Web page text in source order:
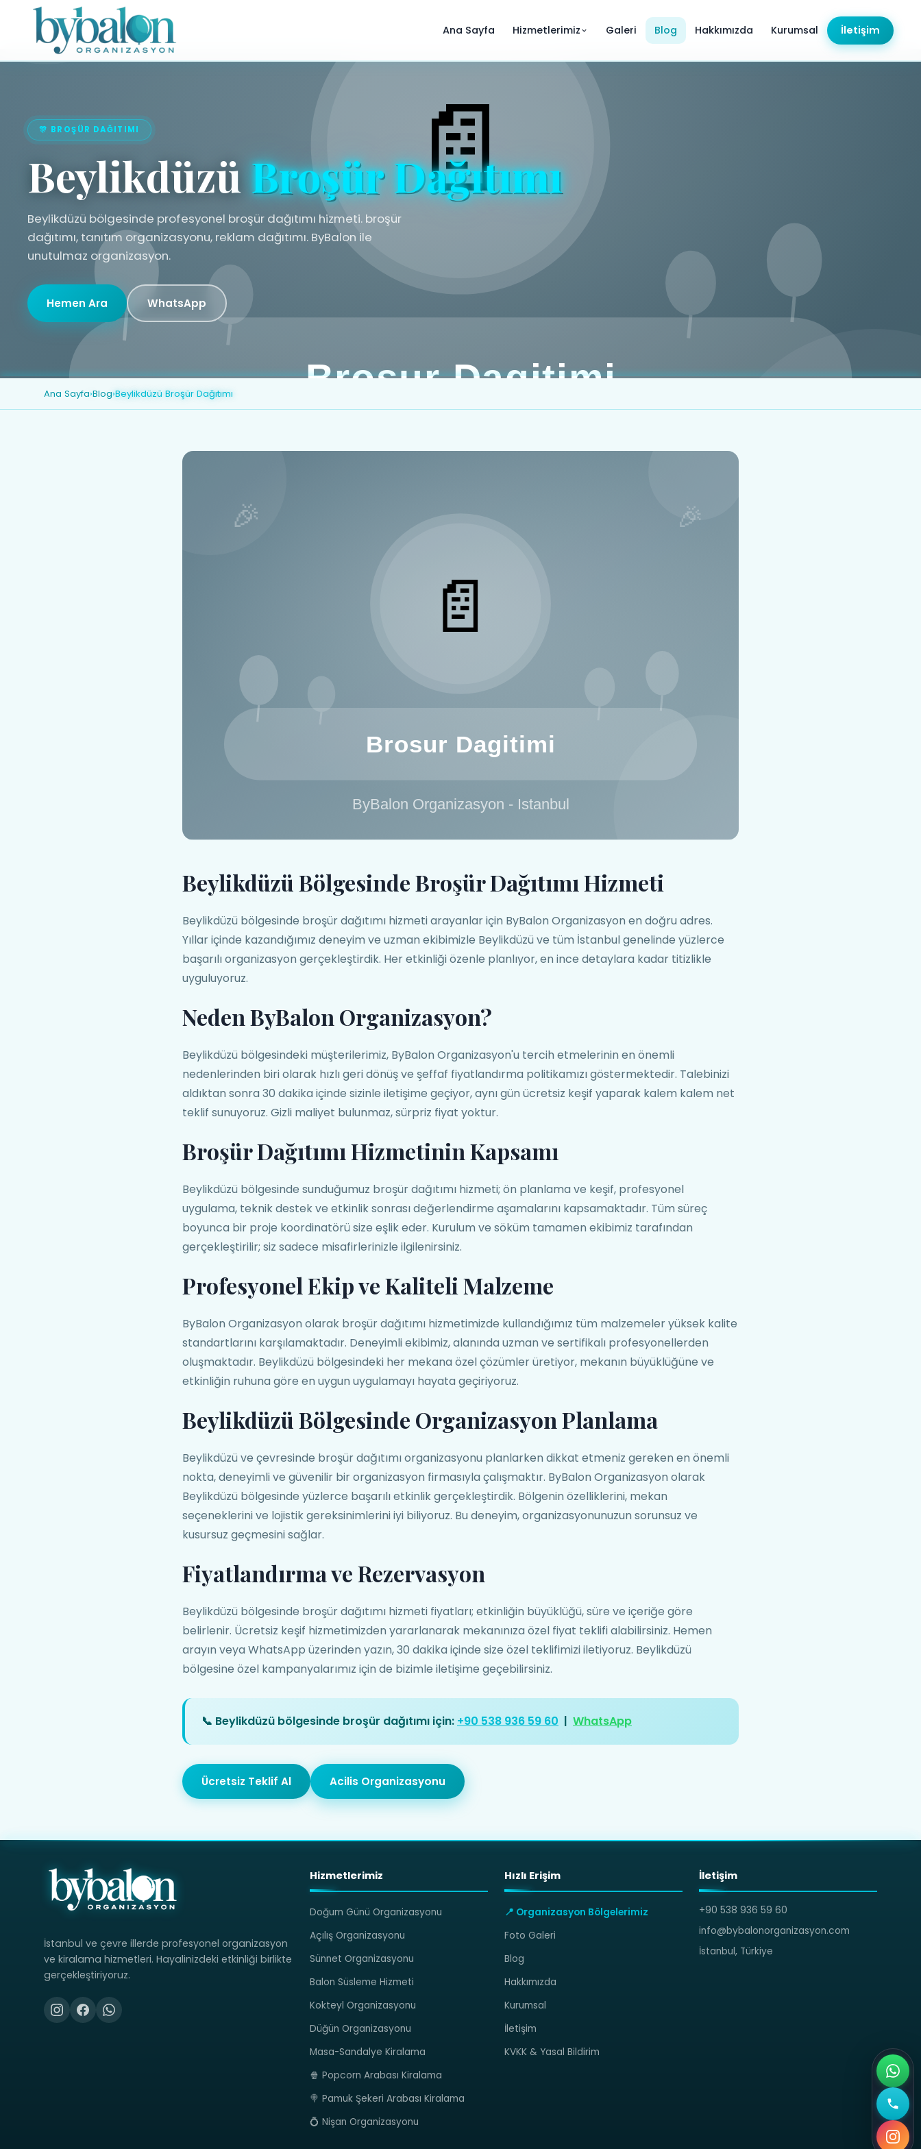
Ana Sayfa Hizmetlerimiz Galeri Blog Hakkımızda Kurumsal İletişim
🎊 BROŞÜR DAĞITIMI
BeylikdüzüBroşür Dağıtımı
Beylikdüzü bölgesinde profesyonel broşür dağıtımı hizmeti. broşür
dağıtımı, tanıtım organizasyonu, reklam dağıtımı. ByBalon ile
unutulmaz organizasyon.
Hemen Ara WhatsApp
Ana Sayfa›Blog›Beylikdüzü Broşür Dağıtımı
Beylikdüzü Bölgesinde Broşür Dağıtımı Hizmeti
Beylikdüzü bölgesinde broşür dağıtımı hizmeti arayanlar için ByBalon Organizasyon en doğru adres.
Yıllar içinde kazandığımız deneyim ve uzman ekibimizle Beylikdüzü ve tüm İstanbul genelinde yüzlerce
başarılı organizasyon gerçekleştirdik. Her etkinliği özenle planlıyor, en ince detaylara kadar titizlikle
uyguluyoruz.
Neden ByBalon Organizasyon?
Beylikdüzü bölgesindeki müşterilerimiz, ByBalon Organizasyon'u tercih etmelerinin en önemli
nedenlerinden biri olarak hızlı geri dönüş ve şeffaf fiyatlandırma politikamızı göstermektedir. Talebinizi
aldıktan sonra 30 dakika içinde sizinle iletişime geçiyor, aynı gün ücretsiz keşif yaparak kalem kalem net
teklif sunuyoruz. Gizli maliyet bulunmaz, sürpriz fiyat yoktur.
Broşür Dağıtımı Hizmetinin Kapsamı
Beylikdüzü bölgesinde sunduğumuz broşür dağıtımı hizmeti; ön planlama ve keşif, profesyonel
uygulama, teknik destek ve etkinlik sonrası değerlendirme aşamalarını kapsamaktadır. Tüm süreç
boyunca bir proje koordinatörü size eşlik eder. Kurulum ve söküm tamamen ekibimiz tarafından
gerçekleştirilir; siz sadece misafirlerinizle ilgilenirsiniz.
Profesyonel Ekip ve Kaliteli Malzeme
ByBalon Organizasyon olarak broşür dağıtımı hizmetimizde kullandığımız tüm malzemeler yüksek kalite
standartlarını karşılamaktadır. Deneyimli ekibimiz, alanında uzman ve sertifikalı profesyonellerden
oluşmaktadır. Beylikdüzü bölgesindeki her mekana özel çözümler üretiyor, mekanın büyüklüğüne ve
etkinliğin ruhuna göre en uygun uygulamayı hayata geçiriyoruz.
Beylikdüzü Bölgesinde Organizasyon Planlama
Beylikdüzü ve çevresinde broşür dağıtımı organizasyonu planlarken dikkat etmeniz gereken en önemli
nokta, deneyimli ve güvenilir bir organizasyon firmasıyla çalışmaktır. ByBalon Organizasyon olarak
Beylikdüzü bölgesinde yüzlerce başarılı etkinlik gerçekleştirdik. Bölgenin özelliklerini, mekan
seçeneklerini ve lojistik gereksinimlerini iyi biliyoruz. Bu deneyim, organizasyonunuzun sorunsuz ve
kusursuz geçmesini sağlar.
Fiyatlandırma ve Rezervasyon
Beylikdüzü bölgesinde broşür dağıtımı hizmeti fiyatları; etkinliğin büyüklüğü, süre ve içeriğe göre
belirlenir. Ücretsiz keşif hizmetimizden yararlanarak mekanınıza özel fiyat teklifi alabilirsiniz. Hemen
arayın veya WhatsApp üzerinden yazın, 30 dakika içinde size özel teklifimizi iletiyoruz. Beylikdüzü
bölgesine özel kampanyalarımız için de bizimle iletişime geçebilirsiniz.
📞 Beylikdüzü bölgesinde broşür dağıtımı için: +90 538 936 59 60 | WhatsApp
Ücretsiz Teklif Al Acilis Organizasyonu
İstanbul ve çevre illerde profesyonel organizasyon
ve kiralama hizmetleri. Hayalinizdeki etkinliği birlikte
gerçekleştiriyoruz.
Hizmetlerimiz
Doğum Günü Organizasyonu
Açılış Organizasyonu
Sünnet Organizasyonu
Balon Süsleme Hizmeti
Kokteyl Organizasyonu
Düğün Organizasyonu
Masa-Sandalye Kiralama
🍿 Popcorn Arabası Kiralama
🍭 Pamuk Şekeri Arabası Kiralama
💍 Nişan Organizasyonu
Hızlı Erişim
📍 Organizasyon Bölgelerimiz
Foto Galeri
Blog
Hakkımızda
Kurumsal
İletişim
KVKK & Yasal Bildirim
İletişim
+90 538 936 59 60
info@bybalonorganizasyon.com
İstanbul, Türkiye